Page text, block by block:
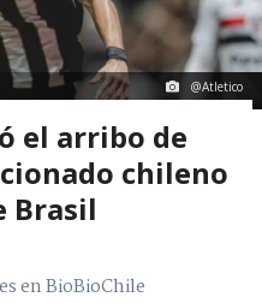
@Atletico
el arribo de
chileno
Brasil
en BioBioChile